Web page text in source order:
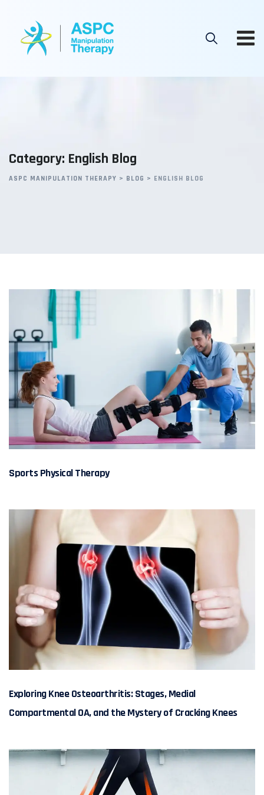
content
Category: English Blog
ASPC MANIPULATION THERAPY > BLOG > ENGLISH BLOG
Sports Physical Therapy
Exploring Knee Osteoarthritis: Stages, Medial
Compartmental OA, and the Mystery of Cracking Knees